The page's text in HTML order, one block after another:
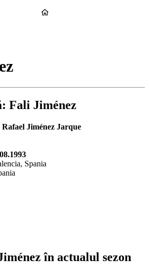
Fali Jiménez
Rafael Jiménez Jarque
Spania
în actualul sezon